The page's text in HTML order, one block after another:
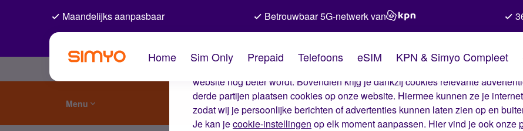
De cookies van Simyo
Wij gebruiken cookies op onze website. Met deze cookies zorgen wij ervoor dat
website nog beter wordt. Bovendien krijg je dankzij cookies relevante
derde partijen plaatsen cookies op onze website. Hiermee kunnen ze je
zodat wij je persoonlijke berichten of advertenties kunnen laten zien op en
Je kan jecookie-instellingen op elk moment aanpassen. Hier vind je ook onze
Maandelijks aanpasbaar Betrouwbaar 5G-netwerk van
Home Sim Only Prepaid Telefoons eSIM KPN & Simyo Compleet
Menu